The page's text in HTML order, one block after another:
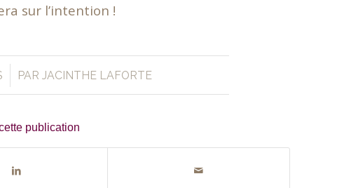
sur l’intention !
PAR JACINTHE LAFORTE
publication